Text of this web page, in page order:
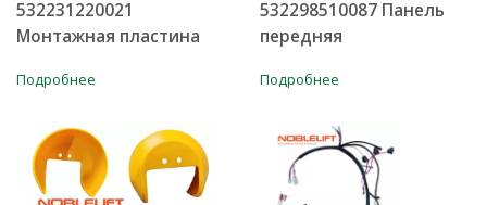
532231220021
Монтажная пластина
Подробнее
532298510087 Панель
передняя
Подробнее